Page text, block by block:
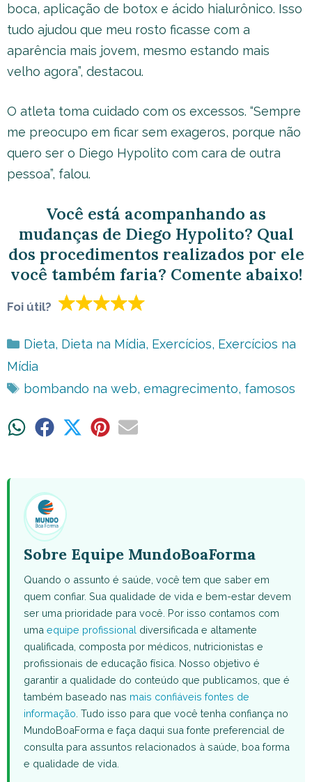
boca, aplicação de botox e ácido hialurônico. Isso
tudo ajudou que meu rosto ficasse com a
aparência mais jovem, mesmo estando mais
velho agora”, destacou.
O atleta toma cuidado com os excessos. “Sempre
me preocupo em ficar sem exageros, porque não
quero ser o Diego Hypolito com cara de outra
pessoa”, falou.
Você está acompanhando as
mudanças de Diego Hypolito? Qual
dos procedimentos realizados por ele
você também faria? Comente abaixo!
Foi útil?
Categorias
Dieta, Dieta na Mídia, Exercícios, Exercícios na
Mídia
Tags
bombando na web, emagrecimento, famosos
ShareShare ShareShareShare
Sobre Equipe MundoBoaForma
Quando o assunto é saúde, você tem que saber em
quem confiar. Sua qualidade de vida e bem-estar devem
ser uma prioridade para você. Por isso contamos com
uma equipe profissional diversificada e altamente
qualificada, composta por médicos, nutricionistas e
profissionais de educação física. Nosso objetivo é
garantir a qualidade do conteúdo que publicamos, que é
também baseado nas mais confiáveis fontes de
informação . Tudo isso para que você tenha confiança no
MundoBoaForma e faça daqui sua fonte preferencial de
consulta para assuntos relacionados à saúde, boa forma
e qualidade de vida.